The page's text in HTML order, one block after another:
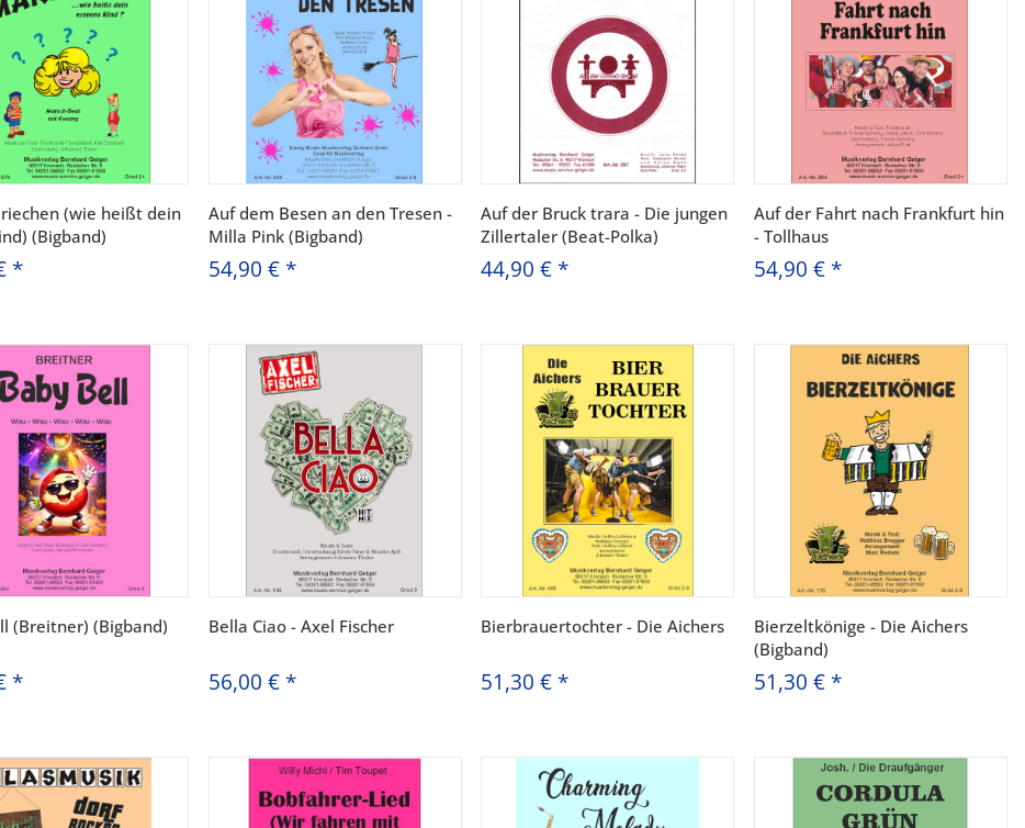
(wie heißt dein
(Bigband)
*
Auf dem Besen an den Tresen -
Milla Pink (Bigband)
54,90 € *
Auf der Bruck trara - Die jungen
Zillertaler (Beat-Polka)
44,90 € *
Auf der Fahrt nach Frankfurt hin
- Tollhaus
54,90 € *
(Breitner) (Bigband)
*
Bella Ciao - Axel Fischer
56,00 € *
Bierbrauertochter - Die Aichers
51,30 € *
Bierzeltkönige - Die Aichers
(Bigband)
51,30 € *